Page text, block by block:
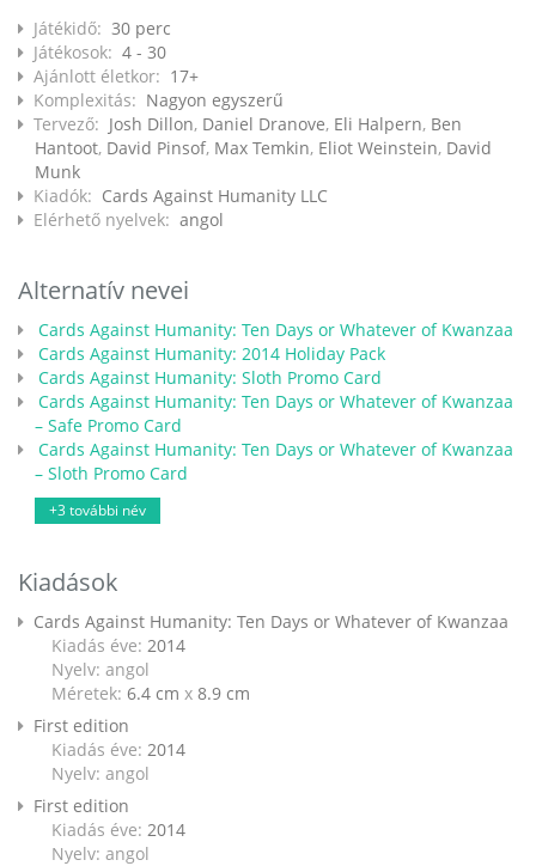
Játékidő: 30 perc
Játékosok: 4 - 30
Ajánlott életkor: 17+
Komplexitás: Nagyon egyszerű
Tervező: Josh Dillon, Daniel Dranove, Eli Halpern, Ben
Hantoot, David Pinsof, Max Temkin, Eliot Weinstein, David
Munk
Kiadók: Cards Against Humanity LLC
Elérhető nyelvek: angol
Alternatív nevei
Cards Against Humanity: Ten Days or Whatever of Kwanzaa
Cards Against Humanity: 2014 Holiday Pack
Cards Against Humanity: Sloth Promo Card
Cards Against Humanity: Ten Days or Whatever of Kwanzaa
– Safe Promo Card
Cards Against Humanity: Ten Days or Whatever of Kwanzaa
– Sloth Promo Card
+3 további név
Kiadások
Cards Against Humanity: Ten Days or Whatever of Kwanzaa
Kiadás éve: 2014
Nyelv: angol
Méretek: 6.4 cm x 8.9 cm
First edition
Kiadás éve: 2014
Nyelv: angol
First edition
Kiadás éve: 2014
Nyelv: angol